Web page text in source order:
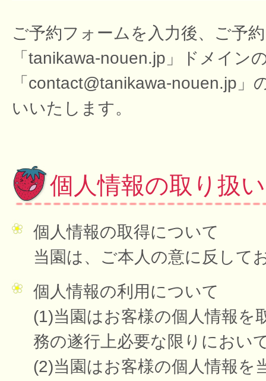
ご予約フォームを入力後、ご予
「tanikawa-nouen.jp」ドメイン
「contact@tanikawa-nouen.jp
いいたします。
個人情報の取り扱
個人情報の取得について
当園は、ご本人の意に反して
個人情報の利用について
(1)当園はお客様の個人情報を
務の遂行上必要な限りにおい
(2)当園はお客様の個人情報を